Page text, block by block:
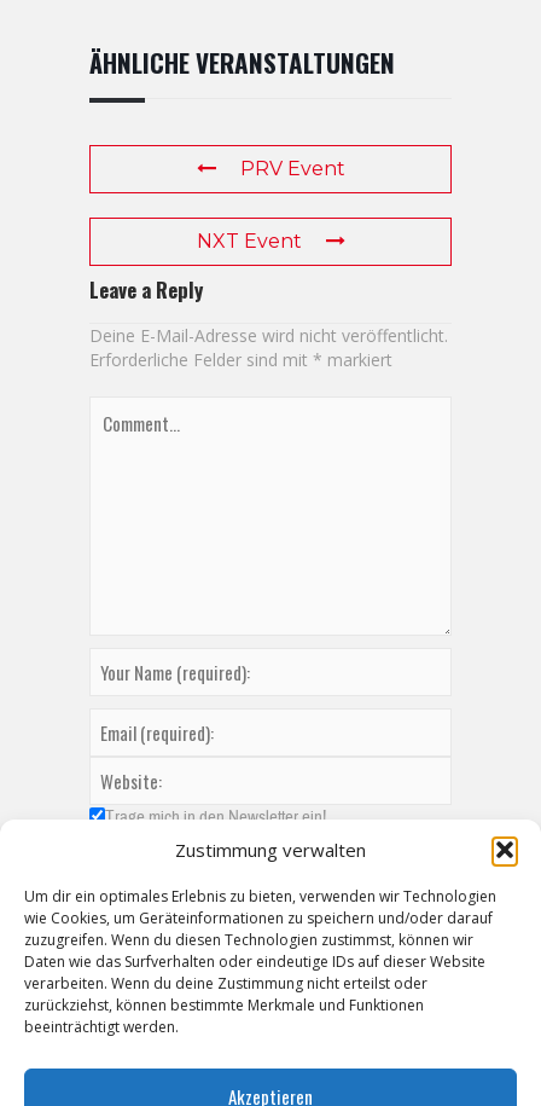
Zustimmung verwalten
Um dir ein optimales Erlebnis zu bieten, verwenden wir Technologien
wie Cookies, um Geräteinformationen zu speichern und/oder darauf
zuzugreifen. Wenn du diesen Technologien zustimmst, können wir
Daten wie das Surfverhalten oder eindeutige IDs auf dieser Website
verarbeiten. Wenn du deine Zustimmung nicht erteilst oder
zurückziehst, können bestimmte Merkmale und Funktionen
beeinträchtigt werden.
Akzeptieren
ÄHNLICHE VERANSTALTUNGEN
PRV Event
NXT Event
Leave a Reply
Deine E-Mail-Adresse wird nicht veröffentlicht.
Erforderliche Felder sind mit * markiert
Trage mich in den Newsletter ein!